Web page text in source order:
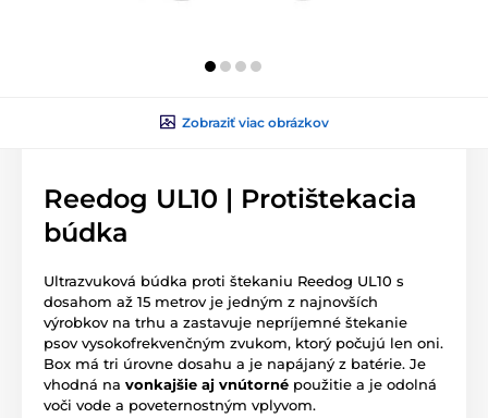
Zobraziť viac obrázkov
Reedog UL10 | Protištekacia
búdka
Ultrazvuková búdka proti štekaniu Reedog UL10 s
dosahom až 15 metrov je jedným z najnovších
výrobkov na trhu a zastavuje nepríjemné štekanie
psov vysokofrekvenčným zvukom, ktorý počujú len oni.
Box má tri úrovne dosahu a je napájaný z batérie. Je
vhodná na vonkajšie aj vnútorné použitie a je odolná
voči vode a poveternostným vplyvom.